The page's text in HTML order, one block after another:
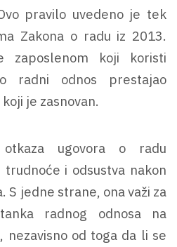
pravilo uvedeno je tek
Zakona o radu iz 2013.
zaposlenom koji koristi
radni odnos prestajao
je zasnovan.
ugovora o radu
i odsustva nakon
S jedne strane, ona važi za
radnog odnosa na
nezavisno od toga da li se